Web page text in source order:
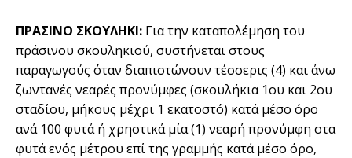
ΠΡΑΣΙΝΟ ΣΚΟΥΛΗΚΙ: Για την καταπολέμηση του
πράσινου σκουληκιού, συστήνεται στους
παραγωγούς όταν διαπιστώνουν τέσσερις (4) και άνω
ζωντανές νεαρές προνύμφες (σκουλήκια 1ου και 2ου
σταδίου, μήκους μέχρι 1 εκατοστό) κατά μέσο όρο
ανά 100 φυτά ή χρηστικά μία (1) νεαρή προνύμφη στα
φυτά ενός μέτρου επί της γραμμής κατά μέσο όρο,